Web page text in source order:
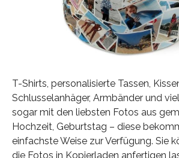
T-Shirts, personalisierte Tassen,
Schlusselanhäger, Armbänder und
sogar mit den liebsten Fotos aus
Hochzeit, Geburtstag – diese
einfachste Weise zur Verfügung. Sie
die Fotos in Kopierladen anfertigen